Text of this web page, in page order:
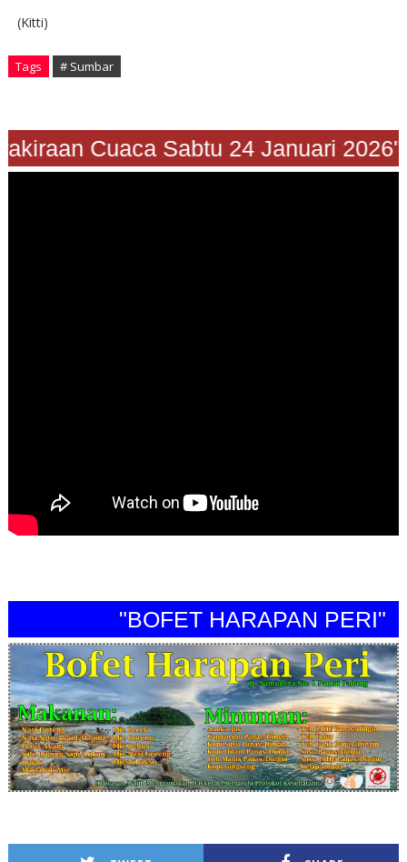
(Kitti)
Tags # Sumbar
Cuaca Sabtu 24 Januari
"BOFET HARAPAN PERI"